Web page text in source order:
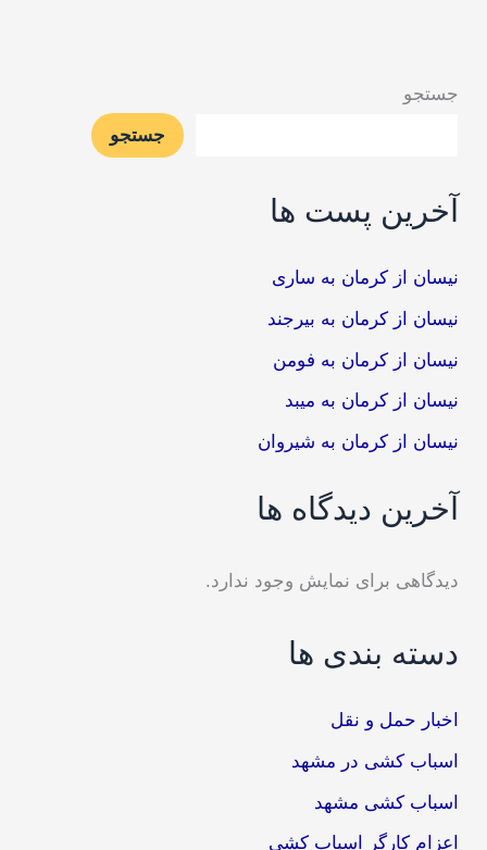
جستجو
جستجو
آخرین پست ها
نیسان از کرمان به ساری
نیسان از کرمان به بیرجند
نیسان از کرمان به فومن
نیسان از کرمان به میبد
نیسان از کرمان به شیروان
آخرین دیدگاه ها
دیدگاهی برای نمایش وجود ندارد.
دسته بندی ها
اخبار حمل و نقل
اسباب کشی در مشهد
اسباب کشی مشهد
اعزام کارگر اسباب کشی